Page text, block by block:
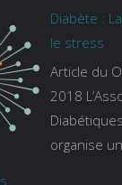
tous ceux
une
Gazeau,
Caisse
maladie.
Diabète :
le stress
Article du
2018
organise